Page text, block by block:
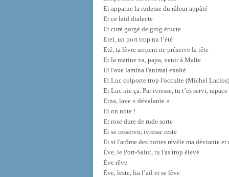
Et apparue la rudesse du râleur appâté
Et ce laid dialecte
Et curé gorgé de grog éructe
Etel, un port trop nu l’été
Eté, ta lèvre serpent ne préserve la tête
Et la marine va, papa, venir à Malte
Et l'axe lamina l'animal exalté
Et Luc colporte trop l'occulte (Michel Laclos)
Et Luc nie ça. Par ivresse, tu t’es servi,
Etna, lave « dévalante »
Et on note !
Et rose dure de rude sorte
Et se resservir, ivresse reste
Et si l'arôme des bottes révèle ma déviante
Ève, le Port-Salut, tu l'as trop élevé
Ève rêve
Ève, leste, lia l’ail et se lève